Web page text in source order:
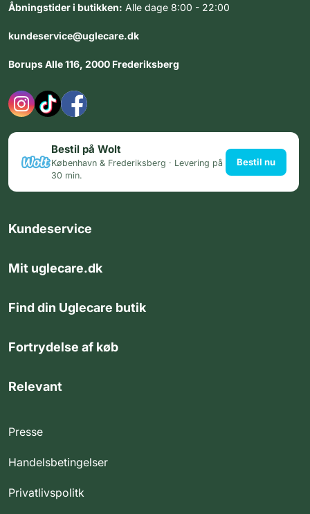
Åbningstider i butikken: Alle dage 8:00 - 22:00
kundeservice@uglecare.dk
Borups Alle 116, 2000 Frederiksberg
Bestil på Wolt
København & Frederiksberg · Levering på
30 min.
Bestil nu
Kundeservice
Mit uglecare.dk
Find din Uglecare butik
Fortrydelse af køb
Relevant
Presse
Handelsbetingelser
Privatlivspolitk